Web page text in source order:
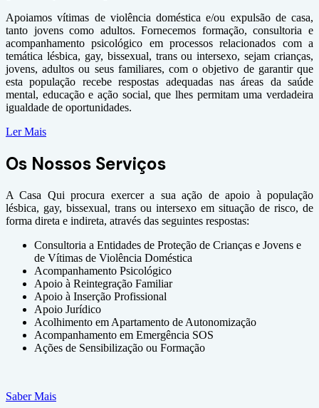
Apoiamos vítimas de violência doméstica e/ou expulsão de casa,
tanto jovens como adultos. Fornecemos formação, consultoria e
acompanhamento psicológico em processos relacionados com a
temática lésbica, gay, bissexual, trans ou intersexo, sejam crianças,
jovens, adultos ou seus familiares, com o objetivo de garantir que
esta população recebe respostas adequadas nas áreas da saúde
mental, educação e ação social, que lhes permitam uma verdadeira
igualdade de oportunidades.
Ler Mais
Os Nossos Serviços
A Casa Qui procura exercer a sua ação de apoio à população
lésbica, gay, bissexual, trans ou intersexo em situação de risco, de
forma direta e indireta, através das seguintes respostas:
Consultoria a Entidades de Proteção de Crianças e Jovens e
de Vítimas de Violência Doméstica
Acompanhamento Psicológico
Apoio à Reintegração Familiar
Apoio à Inserção Profissional
Apoio Jurídico
Acolhimento em Apartamento de Autonomização
Acompanhamento em Emergência SOS
Ações de Sensibilização ou Formação
Saber Mais